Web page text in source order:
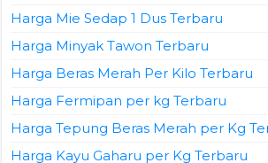
Harga Mie Sedap 1 Dus Terbaru
Harga Minyak Tawon Terbaru
Harga Beras Merah Per Kilo Terbaru
Harga Fermipan per kg Terbaru
Harga Tepung Beras Merah per Kg
Harga Kayu Gaharu per Kg Terbaru